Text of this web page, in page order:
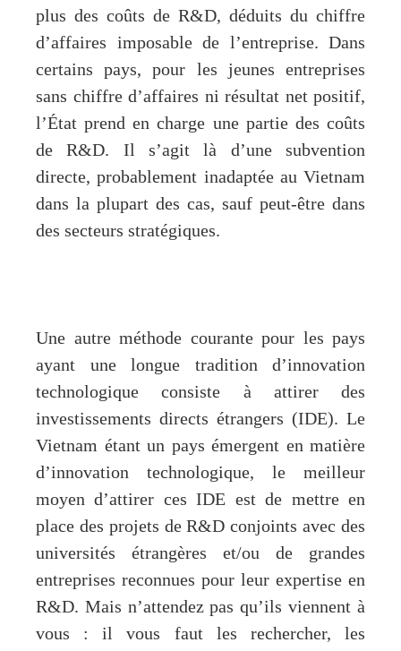
plus des coûts de R&D, déduits du chiffre
d’affaires imposable de l’entreprise. Dans
certains pays, pour les jeunes entreprises
sans chiffre d’affaires ni résultat net positif,
l’État prend en charge une partie des coûts
de R&D. Il s’agit là d’une subvention
directe, probablement inadaptée au Vietnam
dans la plupart des cas, sauf peut-être dans
des secteurs stratégiques.
Une autre méthode courante pour les pays
ayant une longue tradition d’innovation
technologique consiste à attirer des
investissements directs étrangers (IDE). Le
Vietnam étant un pays émergent en matière
d’innovation technologique, le meilleur
moyen d’attirer ces IDE est de mettre en
place des projets de R&D conjoints avec des
universités étrangères et/ou de grandes
entreprises reconnues pour leur expertise en
R&D. Mais n’attendez pas qu’ils viennent à
vous : il vous faut les rechercher, les